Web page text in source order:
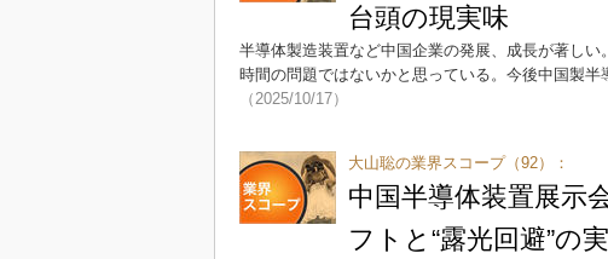
台頭の現実味
半導体製造装置など中国企業の発展、成長が著し
時間の問題ではないかと思っている。今後中国製
（2025/10/17）
大山聡の業界スコープ（92）：
中国半導体装置展示
フトと“露光回避”の